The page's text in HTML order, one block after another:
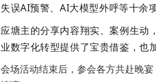
失误AI预警、AI大模型外呼等十余
应塘主的分享内容翔实、案例生动
业数字化转型提供了宝贵借鉴，也
会场活动结束后，参会各方共赴晚